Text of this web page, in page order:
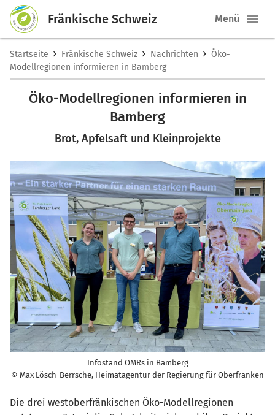
Fränkische Schweiz Menü
Startseite › Fränkische Schweiz › Nachrichten › Öko-
Modellregionen informieren in Bamberg
Öko-Modellregionen informieren in
Bamberg
Brot, Apfelsaft und Kleinprojekte
Infostand ÖMRs in Bamberg
© Max Lösch-Berrsche, Heimatagentur der Regierung für Oberfranken
Die drei westoberfränkischen Öko-Modellregionen